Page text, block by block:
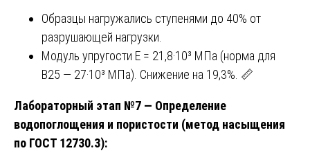
Образцы нагружались ступенями до 40% от
разрушающей нагрузки.
Модуль упругости E = 21,8·10³ МПа (норма для
B25 — 27·10³ МПа). Снижение на 19,3%. 📏
Лабораторный этап №7 — Определение
водопоглощения и пористости (метод насыщения
по ГОСТ 12730.3):